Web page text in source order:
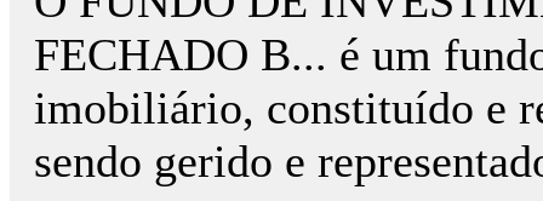
FECHADO B... é um
imobiliário, constituído e
sendo gerido e